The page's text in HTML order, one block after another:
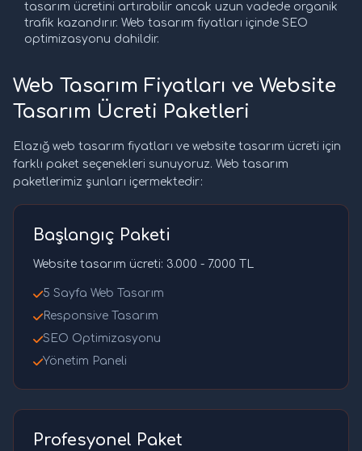
tasarım ücretini artırabilir ancak uzun vadede organik
trafik kazandırır. Web tasarım fiyatları içinde SEO
optimizasyonu dahildir.
Web Tasarım Fiyatları ve Website
Tasarım Ücreti Paketleri
Elazığ web tasarım fiyatları ve website tasarım ücreti için
farklı paket seçenekleri sunuyoruz. Web tasarım
paketlerimiz şunları içermektedir:
Başlangıç Paketi
Website tasarım ücreti: 3.000 - 7.000 TL
5 Sayfa Web Tasarım
Responsive Tasarım
SEO Optimizasyonu
Yönetim Paneli
Profesyonel Paket